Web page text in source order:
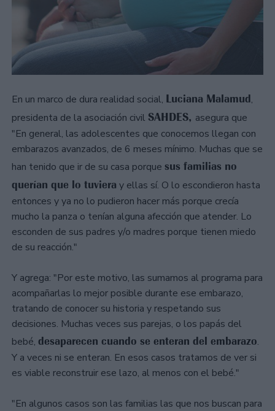
En un marco de dura realidad social, Luciana Malamud,
presidenta de la asociación civil SAHDES, asegura que
"En general, las adolescentes que conocemos llegan con
embarazos avanzados, de 6 meses mínimo. Muchas que se
han tenido que ir de su casa porque sus familias no
querían que lo tuviera y ellas sí. O lo escondieron hasta
entonces y ya no lo pudieron hacer más porque crecía
mucho la panza o tenían alguna afección que atender. Lo
esconden de sus padres y/o madres porque tienen miedo
de su reacción."
Y agrega: "Por este motivo, las sumamos al programa para
acompañarlas lo mejor posible durante ese embarazo,
tratando de conocer su historia y respetando sus
decisiones. Muchas veces sus parejas, o los papás del
bebé, desaparecen cuando se enteran del embarazo.
Y a veces ni se enteran. En esos casos tratamos de ver si
es viable reconstruir ese lazo, al menos con el bebé."
"En algunos casos son las familias las que nos buscan para